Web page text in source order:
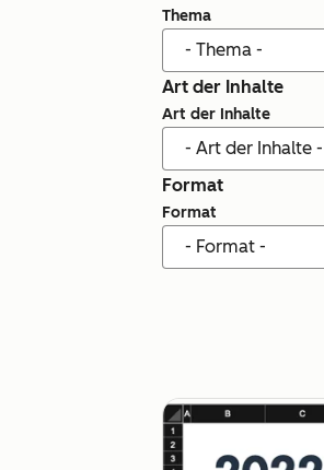
Thema
Art der Inhalte
Art der Inhalte
Format
Format